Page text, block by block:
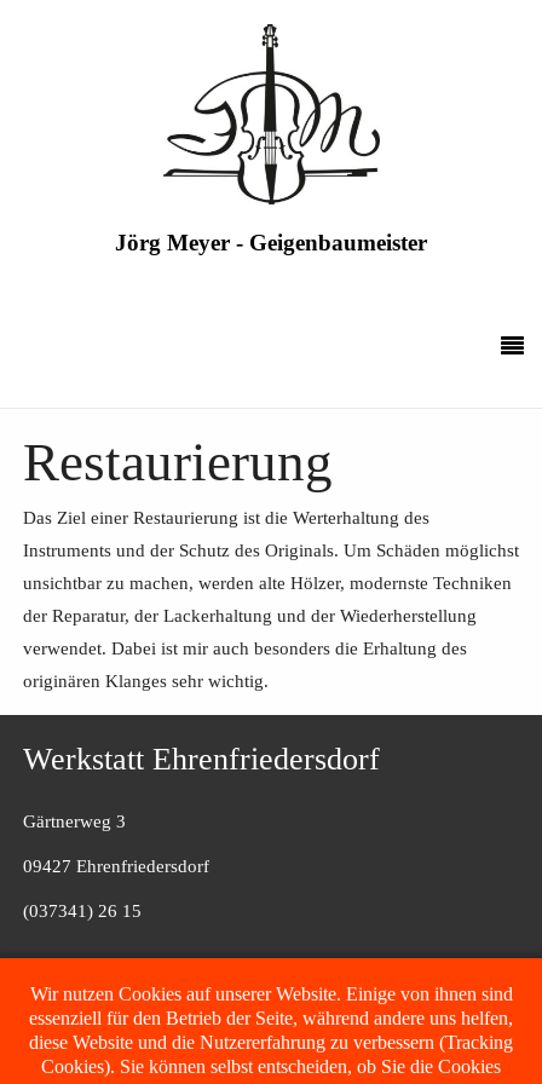
Jörg Meyer - Geigenbaumeister
Restaurierung
Das Ziel einer Restaurierung ist die Werterhaltung des
Instruments und der Schutz des Originals. Um Schäden möglichst
unsichtbar zu machen, werden alte Hölzer, modernste Techniken
der Reparatur, der Lackerhaltung und der Wiederherstellung
verwendet. Dabei ist mir auch besonders die Erhaltung des
originären Klanges sehr wichtig.
Werkstatt Ehrenfriedersdorf
Gärtnerweg 3
09427 Ehrenfriedersdorf
(037341) 26 15
Filiale Fulda
Glenn-Miller-Straße 7
Wir nutzen Cookies auf unserer Website. Einige von ihnen sind
essenziell für den Betrieb der Seite, während andere uns helfen,
diese Website und die Nutzererfahrung zu verbessern (Tracking
Cookies). Sie können selbst entscheiden, ob Sie die Cookies